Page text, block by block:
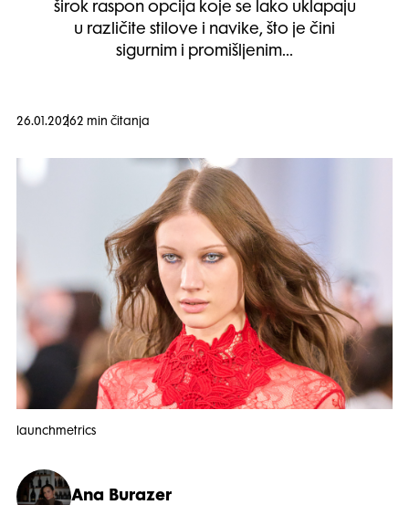
širok raspon opcija koje se lako uklapaju
u različite stilove i navike, što je čini
sigurnim i promišljenim…
26.01.20262 min čitanja
launchmetrics
Ana Burazer